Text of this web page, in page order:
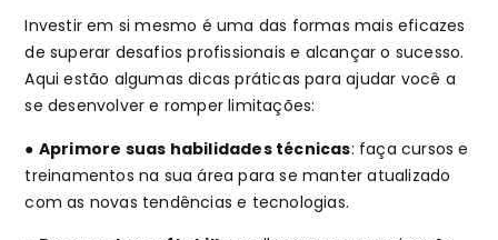
Investir em si mesmo é uma das formas mais eficazes
de superar desafios profissionais e alcançar o sucesso.
Aqui estão algumas dicas práticas para ajudar você a
se desenvolver e romper limitações:
● Aprimore suas habilidades técnicas: faça cursos e
treinamentos na sua área para se manter atualizado
com as novas tendências e tecnologias.